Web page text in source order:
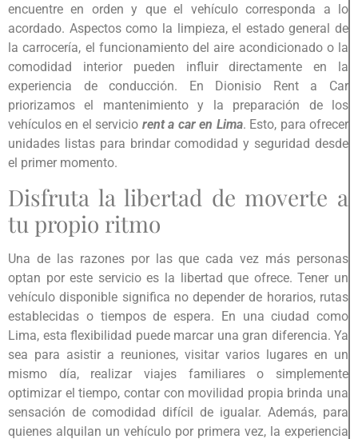
encuentre en orden y que el vehículo corresponda a lo
acordado. Aspectos como la limpieza, el estado general de
la carrocería, el funcionamiento del aire acondicionado o la
comodidad interior pueden influir directamente en la
experiencia de conducción. En Dionisio Rent a Car
priorizamos el mantenimiento y la preparación de los
vehículos en el servicio rent a car en Lima. Esto, para ofrecer
unidades listas para brindar comodidad y seguridad desde
el primer momento.
Disfruta la libertad de moverte a
tu propio ritmo
Una de las razones por las que cada vez más personas
optan por este servicio es la libertad que ofrece. Tener un
vehículo disponible significa no depender de horarios, rutas
establecidas o tiempos de espera. En una ciudad como
Lima, esta flexibilidad puede marcar una gran diferencia. Ya
sea para asistir a reuniones, visitar varios lugares en un
mismo día, realizar viajes familiares o simplemente
optimizar el tiempo, contar con movilidad propia brinda una
sensación de comodidad difícil de igualar. Además, para
quienes alquilan un vehículo por primera vez, la experiencia